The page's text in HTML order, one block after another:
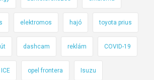
e
t
a
elektromos hajó toyota prius
dashcam reklám COVID-19
ICE opel frontera Isuzu